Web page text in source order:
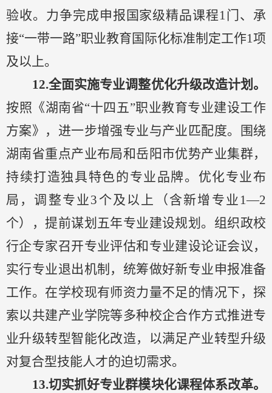
验收。力争完成申报国家级精品课程1门、承
接“一带一路”职业教育国际化标准制定工作1项
及以上。
12.全面实施专业调整优化升级改造计划。
按照《湖南省“十四五”职业教育专业建设工作
方案》，进一步增强专业与产业匹配度。围绕
湖南省重点产业布局和岳阳市优势产业集群，
持续打造独具特色的专业品牌。优化专业布
局，调整专业3个及以上（含新增专业1—2
个），提前谋划五年专业建设规划。组织政校
行企专家召开专业评估和专业建设论证会议，
实行专业退出机制，统筹做好新专业申报准备
工作。在学校现有师资力量不足的情况下，探
索以共建产业学院等多种校企合作方式推进专
业升级转型智能化改造，以满足产业转型升级
对复合型技能人才的迫切需求。
13.切实抓好专业群模块化课程体系改革。